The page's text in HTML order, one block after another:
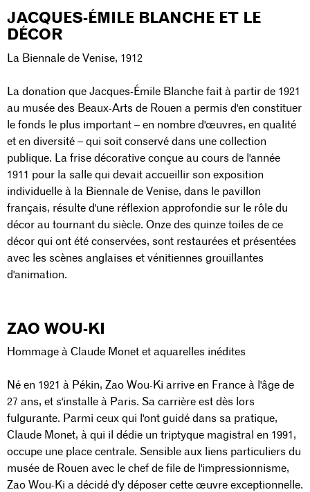
JACQUES-ÉMILE BLANCHE ET LE
DÉCOR
La Biennale de Venise, 1912
La donation que Jacques-Émile Blanche fait à partir de 1921
au musée des Beaux-Arts de Rouen a permis d'en constituer
le fonds le plus important – en nombre d'œuvres, en qualité
et en diversité – qui soit conservé dans une collection
publique. La frise décorative conçue au cours de l'année
1911 pour la salle qui devait accueillir son exposition
individuelle à la Biennale de Venise, dans le pavillon
français, résulte d'une réflexion approfondie sur le rôle du
décor au tournant du siècle. Onze des quinze toiles de ce
décor qui ont été conservées, sont restaurées et présentées
avec les scènes anglaises et vénitiennes grouillantes
d'animation.
ZAO WOU-KI
Hommage à Claude Monet et aquarelles inédites
Né en 1921 à Pékin, Zao Wou-Ki arrive en France à l'âge de
27 ans, et s'installe à Paris. Sa carrière est dès lors
fulgurante. Parmi ceux qui l'ont guidé dans sa pratique,
Claude Monet, à qui il dédie un triptyque magistral en 1991,
occupe une place centrale. Sensible aux liens particuliers du
musée de Rouen avec le chef de file de l'impressionnisme,
Zao Wou-Ki a décidé d'y déposer cette œuvre exceptionnelle.